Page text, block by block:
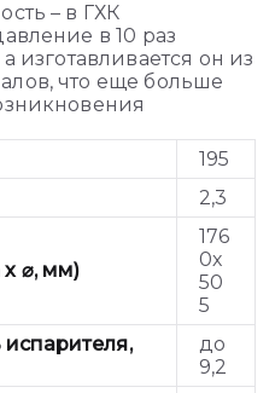
– в ГХК
в 10 раз
изготавливается он из
что еще больше
195
2,3
⌀, мм)
176
0х
50
5
до
9,2